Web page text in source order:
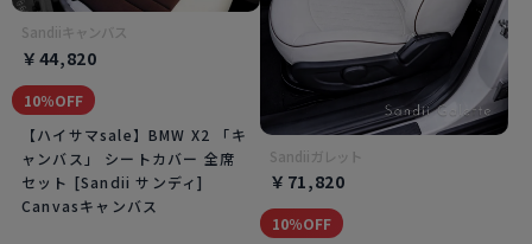
Sandiiキャンバス
￥44,820
10％OFF
【ハイサマsale】BMW X2 「キ
ャンバス」 シートカバー 全席
セット [Sandii サンディ]
Canvasキャンバス
Sandiiガレット
￥71,820
10％OFF